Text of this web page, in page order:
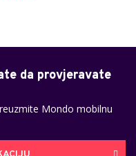
da provjeravate
Mondo mobilnu